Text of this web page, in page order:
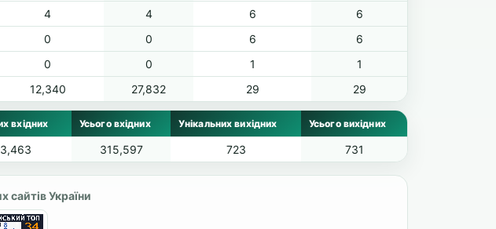
4 4 6
6
0 0 6
6
0 0 1
1
12,340 27,832 29 29
вхідних Усього вхідних Унікальних вихідних Усього вихідних
315,597 723 731
сайтів України